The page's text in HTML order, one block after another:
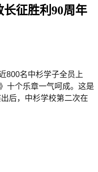
征胜利90周年
800名中杉学子全员上
十个乐章一气呵成。这是
后，中杉学校第二次在